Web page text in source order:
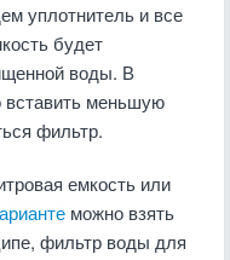
уплотнитель и все
будет
воды. В
вставить меньшую
фильтр.
емкость или
можно взять
фильтр воды для